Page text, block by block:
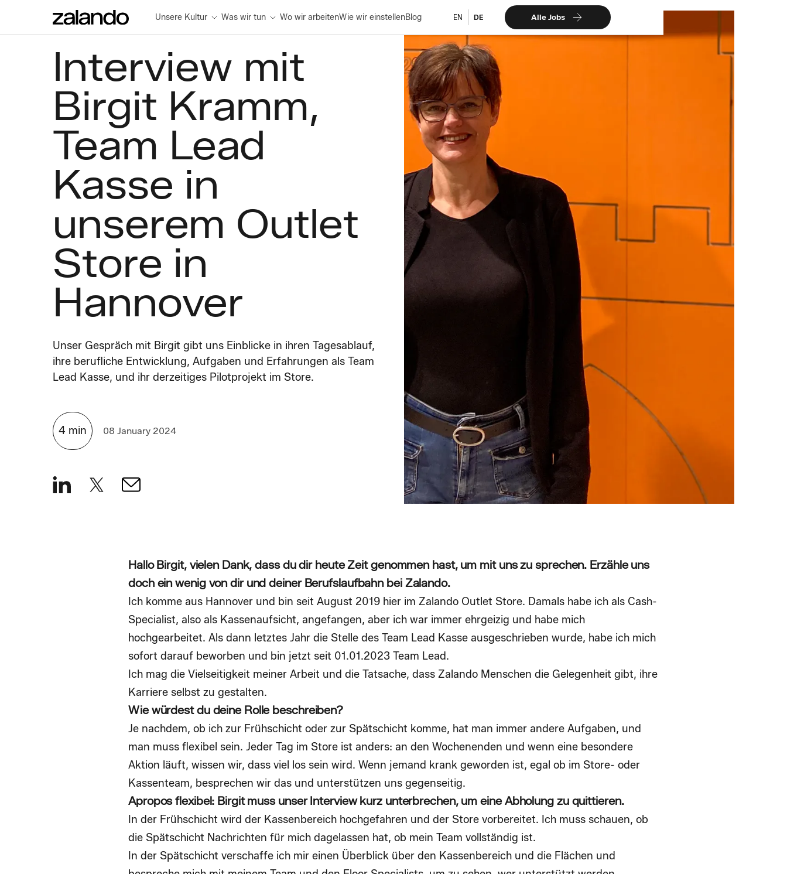
Unsere Kultur Was wir tun Wo wir arbeitenWie wir einstellenBlog EN DE Alle Jobs
Interview mit
Birgit Kramm,
Team Lead
Kasse in
unserem Outlet
Store in
Hannover
Unser Gespräch mit Birgit gibt uns Einblicke in ihren Tagesablauf,
ihre berufliche Entwicklung, Aufgaben und Erfahrungen als Team
Lead Kasse, und ihr derzeitiges Pilotprojekt im Store.
4 min 08 January 2024
Hallo Birgit, vielen Dank, dass du dir heute Zeit genommen hast, um mit uns zu sprechen. Erzähle uns
doch ein wenig von dir und deiner Berufslaufbahn bei Zalando.
Ich komme aus Hannover und bin seit August 2019 hier im Zalando Outlet Store. Damals habe ich als Cash-
Specialist, also als Kassenaufsicht, angefangen, aber ich war immer ehrgeizig und habe mich
hochgearbeitet. Als dann letztes Jahr die Stelle des Team Lead Kasse ausgeschrieben wurde, habe ich mich
sofort darauf beworben und bin jetzt seit 01.01.2023 Team Lead.
Ich mag die Vielseitigkeit meiner Arbeit und die Tatsache, dass Zalando Menschen die Gelegenheit gibt, ihre
Karriere selbst zu gestalten.
Wie würdest du deine Rolle beschreiben?
Je nachdem, ob ich zur Frühschicht oder zur Spätschicht komme, hat man immer andere Aufgaben, und
man muss flexibel sein. Jeder Tag im Store ist anders: an den Wochenenden und wenn eine besondere
Aktion läuft, wissen wir, dass viel los sein wird. Wenn jemand krank geworden ist, egal ob im Store- oder
Kassenteam, besprechen wir das und unterstützen uns gegenseitig.
Apropos flexibel: Birgit muss unser Interview kurz unterbrechen, um eine Abholung zu quittieren.
In der Frühschicht wird der Kassenbereich hochgefahren und der Store vorbereitet. Ich muss schauen, ob
die Spätschicht Nachrichten für mich dagelassen hat, ob mein Team vollständig ist.
In der Spätschicht verschaffe ich mir einen Überblick über den Kassenbereich und die Flächen und